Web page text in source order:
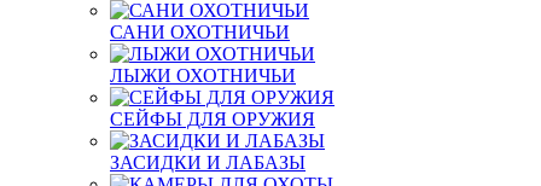
САНИ ОХОТНИЧЬИ
ЛЫЖИ ОХОТНИЧЬИ
СЕЙФЫ ДЛЯ ОРУЖИЯ
ЗАСИДКИ И ЛАБАЗЫ